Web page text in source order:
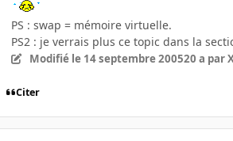
PS : swap = mémoire virtuelle.
PS2 : je verrais plus ce topic dans la
Modifié le 14 septembre 200520 a par
Citer